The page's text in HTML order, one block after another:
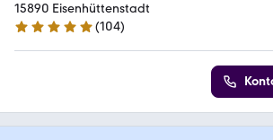
15890 Eisenhüttenstadt
4.8 Sterne
(104)